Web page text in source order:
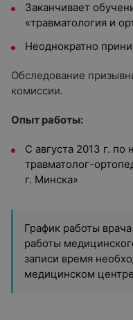
Заканчивает
«травматология и
Неоднократно
Обследование
комиссии.
Опыт работы:
С августа 2013 г.
травматолог-
г. Минска»
График работы
работы
записи время
медицинском